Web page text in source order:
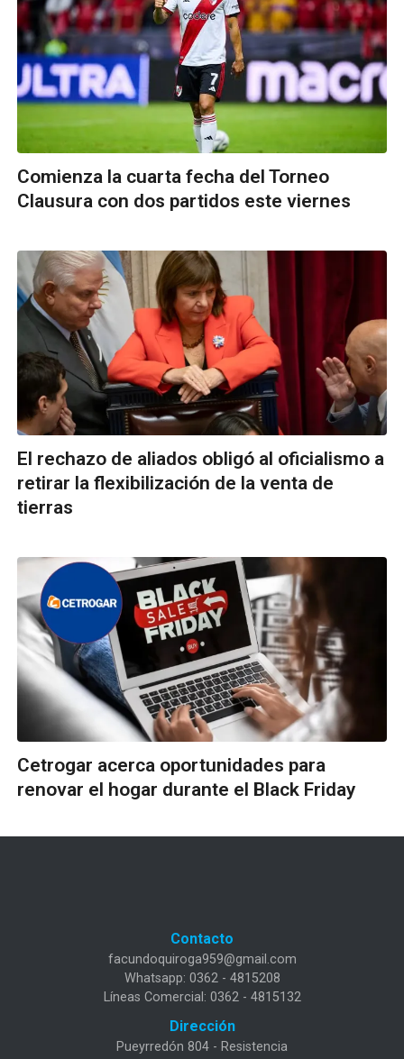
Comienza la cuarta fecha del Torneo
Clausura con dos partidos este viernes
El rechazo de aliados obligó al oficialismo a
retirar la flexibilización de la venta de
tierras
Cetrogar acerca oportunidades para
renovar el hogar durante el Black Friday
Contacto
facundoquiroga959@gmail.com
Whatsapp: 0362 - 4815208
Líneas Comercial: 0362 - 4815132
Dirección
Pueyrredón 804 - Resistencia